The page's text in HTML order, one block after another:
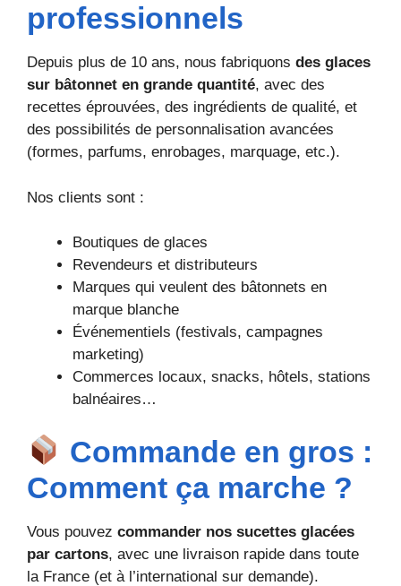
professionnels
Depuis plus de 10 ans, nous fabriquons des glaces
sur bâtonnet en grande quantité, avec des
recettes éprouvées, des ingrédients de qualité, et
des possibilités de personnalisation avancées
(formes, parfums, enrobages, marquage, etc.).
Nos clients sont :
Boutiques de glaces
Revendeurs et distributeurs
Marques qui veulent des bâtonnets en
marque blanche
Événementiels (festivals, campagnes
marketing)
Commerces locaux, snacks, hôtels, stations
balnéaires…
Commande en gros :
Comment ça marche ?
Vous pouvez commander nos sucettes glacées
par cartons, avec une livraison rapide dans toute
la France (et à l’international sur demande).